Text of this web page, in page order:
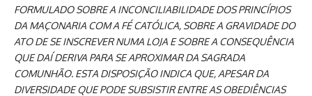
FORMULADO SOBRE A INCONCILIABILIDADE DOS PRINCÍPIOS
DA MAÇONARIA COM A FÉ CATÓLICA, SOBRE A GRAVIDADE DO
ATO DE SE INSCREVER NUMA LOJA E SOBRE A CONSEQUÊNCIA
QUE DAÍ DERIVA PARA SE APROXIMAR DA SAGRADA
COMUNHÃO. ESTA DISPOSIÇÃO INDICA QUE, APESAR DA
DIVERSIDADE QUE PODE SUBSISTIR ENTRE AS OBEDIÊNCIAS